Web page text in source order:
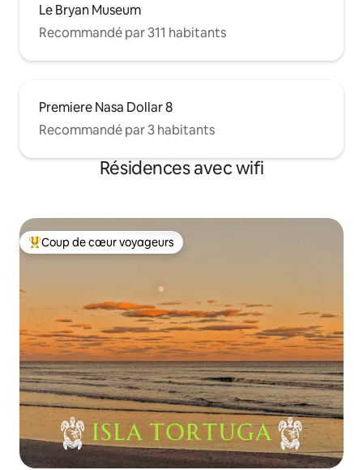
Le Bryan Museum
Recommandé par 311 habitants
Premiere Nasa Dollar 8
Recommandé par 3 habitants
Résidences avec wifi
Coups de cœur voyageurs les plus appréciés
Coup de cœur voyageurs